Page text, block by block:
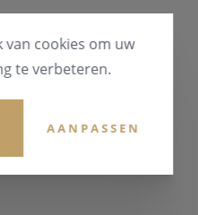
van cookies om uw
te verbeteren.
AANPASSEN